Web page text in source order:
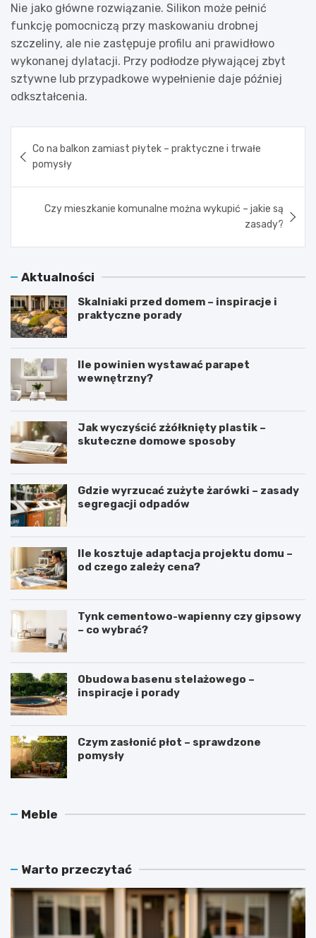
Nie jako główne rozwiązanie. Silikon może pełnić
funkcję pomocniczą przy maskowaniu drobnej
szczeliny, ale nie zastępuje profilu ani prawidłowo
wykonanej dylatacji. Przy podłodze pływającej zbyt
sztywne lub przypadkowe wypełnienie daje później
odkształcenia.
wpisu
Co na balkon zamiast płytek – praktyczne i trwałe
pomysły
Czy mieszkanie komunalne można wykupić – jakie są
zasady?
Aktualności
Skalniaki przed domem – inspiracje i
praktyczne porady
Ile powinien wystawać parapet
wewnętrzny?
Jak wyczyścić zżółknięty plastik –
skuteczne domowe sposoby
Gdzie wyrzucać zużyte żarówki – zasady
segregacji odpadów
Ile kosztuje adaptacja projektu domu –
od czego zależy cena?
Tynk cementowo-wapienny czy gipsowy
– co wybrać?
Obudowa basenu stelażowego –
inspiracje i porady
Czym zasłonić płot – sprawdzone
pomysły
Meble
c
n
a
a
a
o
Warto przeczytać